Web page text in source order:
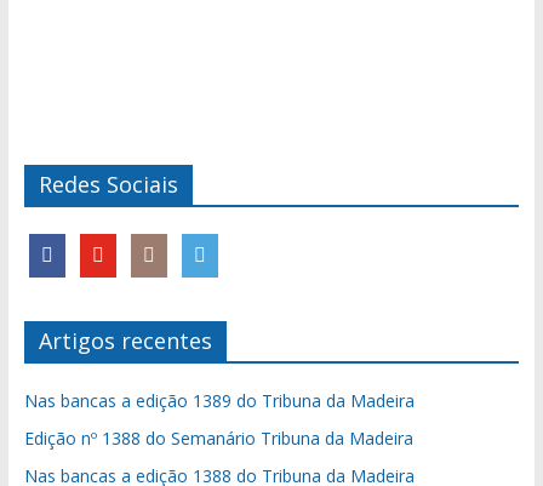
Redes Sociais
Artigos recentes
Nas bancas a edição 1389 do Tribuna da Madeira
Edição nº 1388 do Semanário Tribuna da Madeira
Nas bancas a edição 1388 do Tribuna da Madeira